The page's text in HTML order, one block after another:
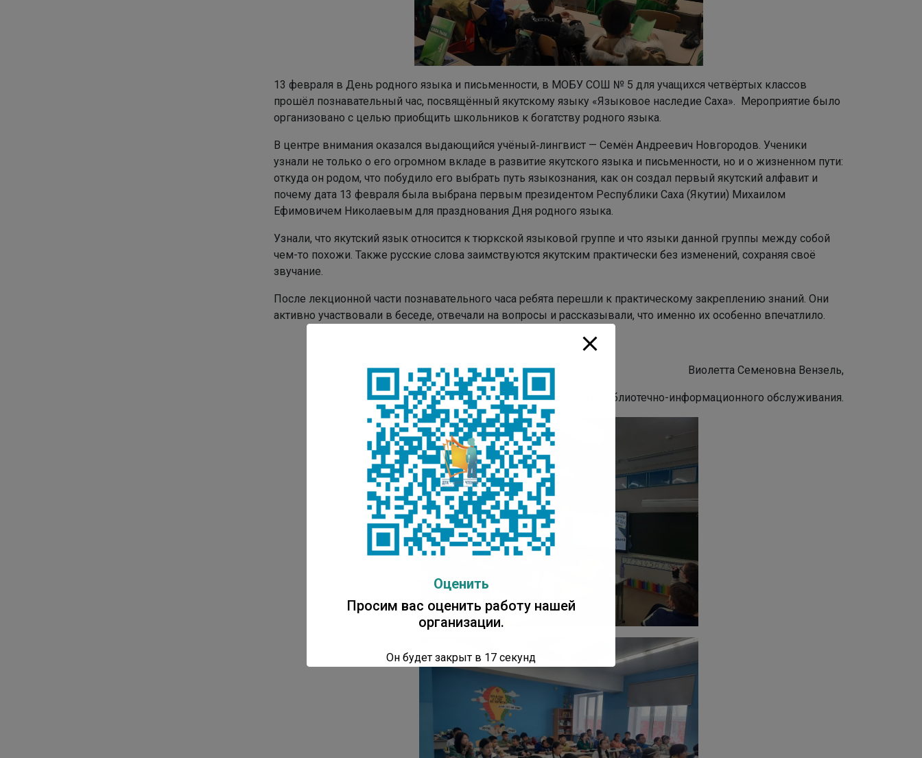
13 февраля в День родного языка и письменности, в МОБУ СОШ № 5 для учащихся четвёртых классов
прошёл познавательный час, посвящённый якутскому языку «Языковое наследие Саха». Мероприятие было
организовано с целью приобщить школьников к богатству родного языка.
В центре внимания оказался выдающийся учёный‑лингвист — Семён Андреевич Новгородов. Ученики
узнали не только о его огромном вкладе в развитие якутского языка и письменности, но и о жизненном пути:
откуда он родом, что побудило его выбрать путь языкознания, как он создал первый якутский алфавит и
почему дата 13 февраля была выбрана первым президентом Республики Саха (Якутии) Михаилом
Ефимовичем Николаевым для празднования Дня родного языка.
Узнали, что якутский язык относится к тюркской языковой группе и что языки данной группы между собой
чем-то похожи. Также русские слова заимствуются якутским практически без изменений, сохраняя своё
звучание.
После лекционной части познавательного часа ребята перешли к практическому закреплению знаний. Они
активно участвовали в беседе, отвечали на вопросы и рассказывали, что именно их особенно впечатлило.
Виолетта Семеновна Вензель,
ведущий библиотекарь Центра комплексного библиотечно-информационного обслуживания.
Оценить
Просим вас оценить работу нашей
организации.
Он будет закрыт в 16 секунд